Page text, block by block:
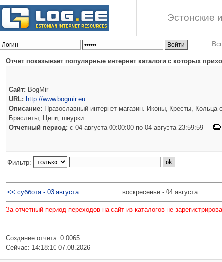
Эстонские
Отчет показывает популярные интернет каталоги с которых
Сайт: BogMir
URL: http://www.bogmir.eu
Описание: Православный интернет-магазин. Иконы, Кресты, Кольца-
Браслеты, Цепи, шнурки
Отчетный период: c 04 августа 00:00:00 по 04 августа 23:59:59
Фильтр:
<< суббота - 03 августа воскресенье - 04 августа
За отчетный период переходов на сайт из каталогов не
Создание отчета: 0.0065.
Сейчас: 14:18:10 07.08.2026